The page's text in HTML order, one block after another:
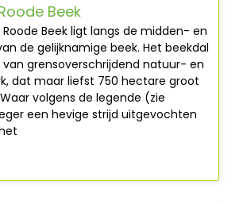
Beek
Beek ligt langs de midden- en
de gelijknamige beek. Het beekdal
grensoverschrijdend natuur- en
dat maar liefst 750 hectare groot
volgens de legende (zie
een hevige strijd uitgevochten